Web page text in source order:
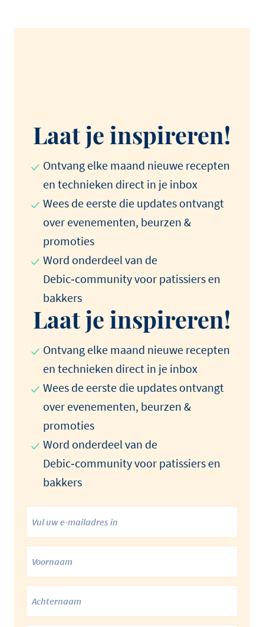
Laat je inspireren!
Ontvang elke maand nieuwe recepten
en technieken direct in je inbox
Wees de eerste die updates ontvangt
over evenementen, beurzen &
promoties
Word onderdeel van de
Debic‑community voor patissiers en
bakkers
Laat je inspireren!
Ontvang elke maand nieuwe recepten
en technieken direct in je inbox
Wees de eerste die updates ontvangt
over evenementen, beurzen &
promoties
Word onderdeel van de
Debic‑community voor patissiers en
bakkers